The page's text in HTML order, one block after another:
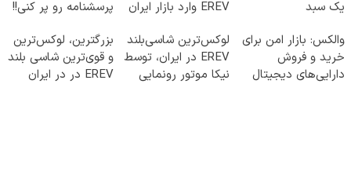
یک سبد
EREV وارد بازار ایران
پرسشنامه رو پر کنی!!
والکس: بازار امن برای
خرید و فروش
دارایی‌های دیجیتال
لوکس‌ترین شاسی‌بلند
EREV در ایران، توسط
نیکا موتور رونمایی
بزرگترین، لوکس‌ترین
و قوی‌ترین شاسی بلند
EREV در در ایران